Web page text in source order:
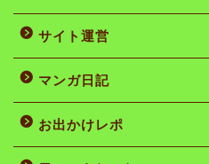
サイト運営
マンガ日記
お出かけレポ